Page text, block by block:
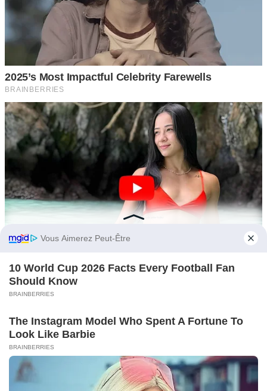
You may also like